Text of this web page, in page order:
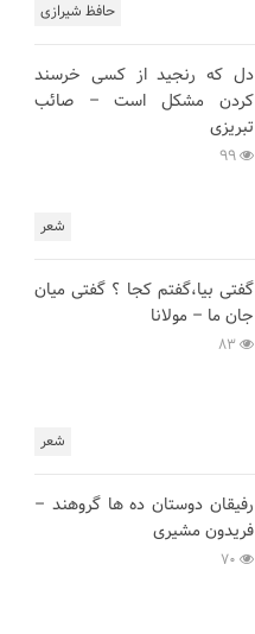
حافظ شیرازی
شعر
دل که رنجید از کسی خرسند
کردن مشکل است – صائب
تبریزی
شعر
گفتی بیا،گفتم کجا ؟ گفتی میان
جان ما – مولانا
رفیقان دوستان ده ها گروهند –
فریدون مشیری